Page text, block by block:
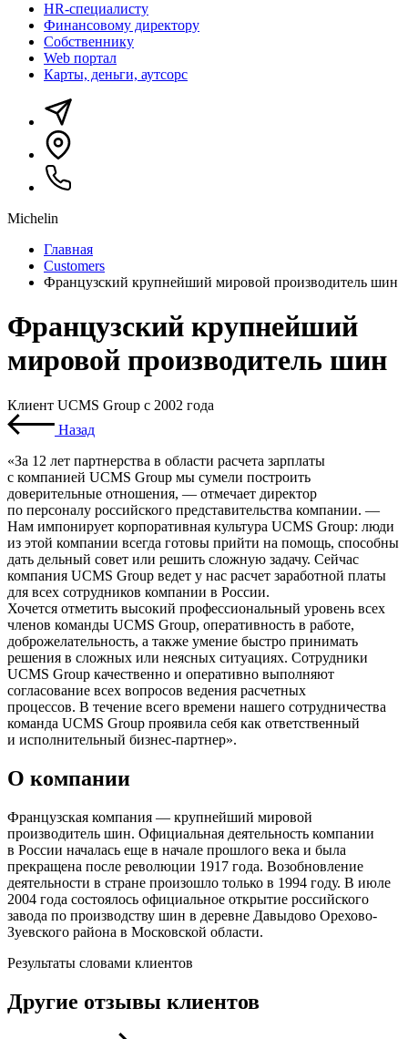
HR-специалисту
Финансовому директору
Собственнику
Web портал
Карты, деньги, аутсорс
Michelin
Главная
Customers
Французский крупнейший мировой производитель шин
Французский крупнейший
мировой производитель шин
Клиент UCMS Group с 2002 года
Назад
«За 12 лет партнерства в области расчета зарплаты
с компанией UCMS Group мы сумели построить
доверительные отношения, — отмечает директор
по персоналу российского представительства компании. —
Нам импонирует корпоративная культура UCMS Group: люди
из этой компании всегда готовы прийти на помощь, способны
дать дельный совет или решить сложную задачу. Сейчас
компания UCMS Group ведет у нас расчет заработной платы
для всех сотрудников компании в России.
Хочется отметить высокий профессиональный уровень всех
членов команды UCMS Group, оперативность в работе,
доброжелательность, а также умение быстро принимать
решения в сложных или неясных ситуациях. Сотрудники
UCMS Group качественно и оперативно выполняют
согласование всех вопросов ведения расчетных
процессов. В течение всего времени нашего сотрудничества
команда UCMS Group проявила себя как ответственный
и исполнительный бизнес-партнер».
О компании
Французская компания — крупнейший мировой
производитель шин. Официальная деятельность компании
в России началась еще в начале прошлого века и была
прекращена после революции 1917 года. Возобновление
деятельности в стране произошло только в 1994 году. В июле
2004 года состоялось официальное открытие российского
завода по производству шин в деревне Давыдово Орехово-
Зуевского района в Московской области.
Результаты словами клиентов
Другие отзывы клиентов